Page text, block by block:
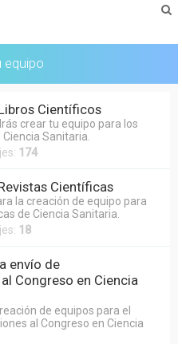
equipo
Científicos
crear tu equipo para los
Sanitaria.
174
Científicas
la creación de equipo para
de Ciencia Sanitaria.
18
envío de
Congreso en Ciencia
de equipos para el
al Congreso en Ciencia